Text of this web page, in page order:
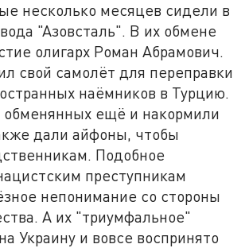
несколько месяцев сидели в
"Азовсталь". В их обмене
олигарх Роман Абрамович.
свой самолёт для переправки
наёмников в Турцию.
обменянных ещё и накормили
дали айфоны, чтобы
Подобное
преступникам
непонимание со стороны
А их "триумфальное"
Украину и вовсе воспринято